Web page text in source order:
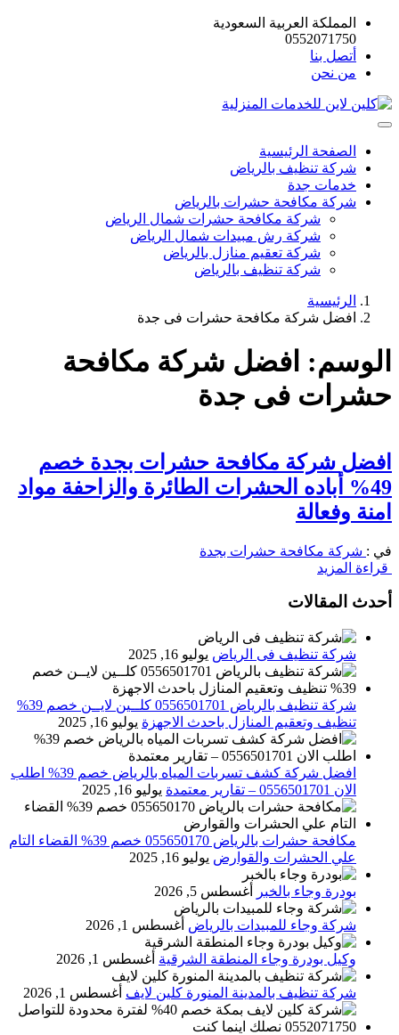
المملكة العربية السعودية
0552071750
أتصل بنا
من نحن
الصفحة الرئيسية
شركة تنظيف بالرياض
خدمات جدة
شركة مكافحة حشرات بالرياض
شركة مكافحة حشرات شمال الرياض
شركة رش مبيدات شمال الرياض
شركة تعقيم منازل بالرياض
شركة تنظيف بالرياض
الرئيسية
افضل شركة مكافحة حشرات فى جدة
الوسم: افضل شركة مكافحة
حشرات فى جدة
افضل شركة مكافحة حشرات بجدة خصم
49% أباده الحشرات الطائرة والزاحفة مواد
امنة وفعالة
في : شركة مكافحة حشرات بجدة
قراءة المزيد
أحدث المقالات
شركة تنظيف فى الرياض يوليو 16, 2025
شركة تنظيف بالرياض 0556501701 كلــين لايــن خصم 39%
تنظيف وتعقيم المنازل باحدث الاجهزة يوليو 16, 2025
افضل شركة كشف تسربات المياه بالرياض خصم 39% اطلب
الان 0556501701‬‏ – تقارير معتمدة
يوليو 16, 2025
مكافحة حشرات بالرياض 055650170 خصم 39% القضاء التام
علي الحشرات والقوارض يوليو 16, 2025
بودرة وجاء بالخبر أغسطس 5, 2026
شركة وجاء للمبيدات بالرياض أغسطس 1, 2026
وكيل بودرة وجاء المنطقة الشرقية أغسطس 1, 2026
شركة تنظيف بالمدينة المنورة كلين لايف أغسطس 1, 2026